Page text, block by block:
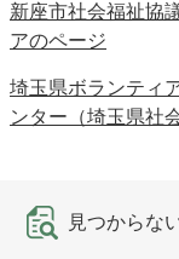
新座市社会福祉協
アのページ
埼玉県ボランティ
ンター（埼玉県社
見つからな